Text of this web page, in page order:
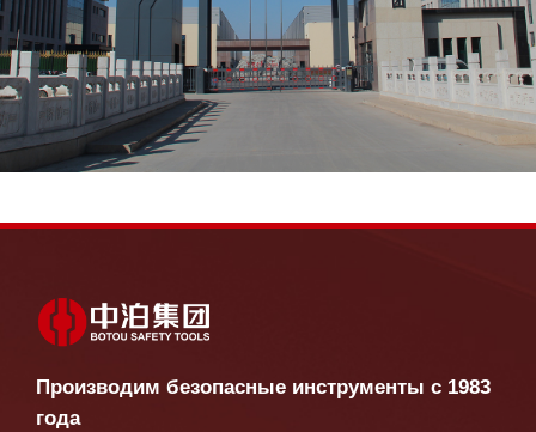
Производим безопасные инструменты с 1983
года